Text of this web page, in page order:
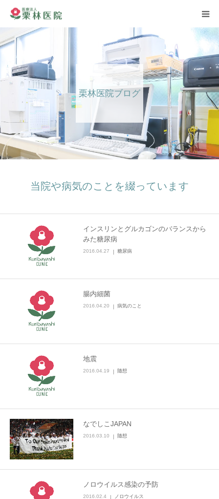
栗林医院ブログ
当院や病気のことを綴っています
インスリンとグルカゴンのバランスから
みた糖尿病
2016.04.27 糖尿病
腸内細菌
2016.04.20 病気のこと
地震
2016.04.19 随想
なでしこJAPAN
2016.03.10 随想
ノロウイルス感染の予防
2016.02.4 ノロウイルス
お知らせ
ごあいさつ
医師紹介
診療案内
診察担当表